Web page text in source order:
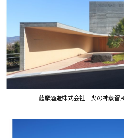
薩摩酒造株式会社 火の神蒸留